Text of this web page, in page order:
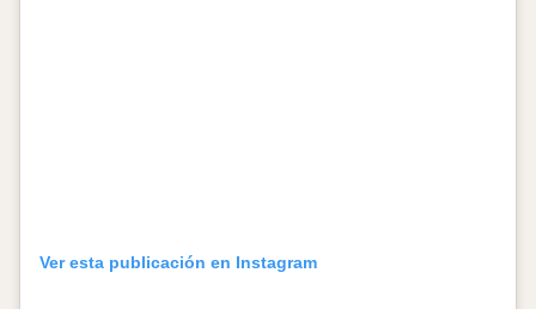
Ver esta publicación en Instagram